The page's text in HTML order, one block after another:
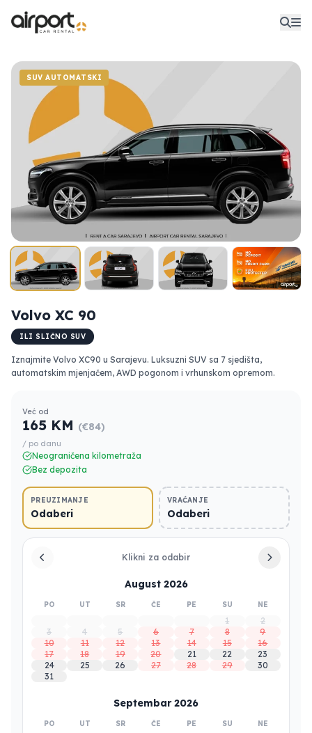
SUV AUTOMATSKI
Volvo XC 90
ILI SLIČNO SUV
Iznajmite Volvo XC90 u Sarajevu. Luksuzni SUV sa 7 sjedišta,
automatskim mjenjačem, AWD pogonom i vrhunskom opremom.
Već od
165 KM (€84)
/ po danu
Neograničena kilometraža
Bez depozita
PREUZIMANJE
Odaberi
VRAĆANJE
Odaberi
Klikni za odabir
August 2026
PO UT SR ČE PE SU NE
1
2
3
4 5 6 7 8
9
10
11 12 13 14 15
16
17
18 19 20 21 22
23
24
25 26 27 28 29
30
31
Septembar 2026
PO UT SR ČE PE SU NE